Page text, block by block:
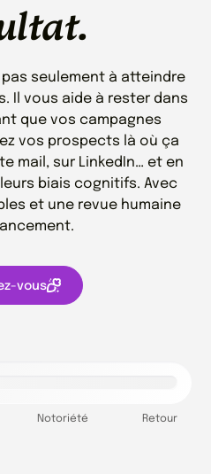
seulement à atteindre
Il vous aide à rester dans
que vos campagnes
vos prospects là où ça
mail, sur LinkedIn… et en
biais cognitifs. Avec
et une revue humaine
vous
Notoriété Retour